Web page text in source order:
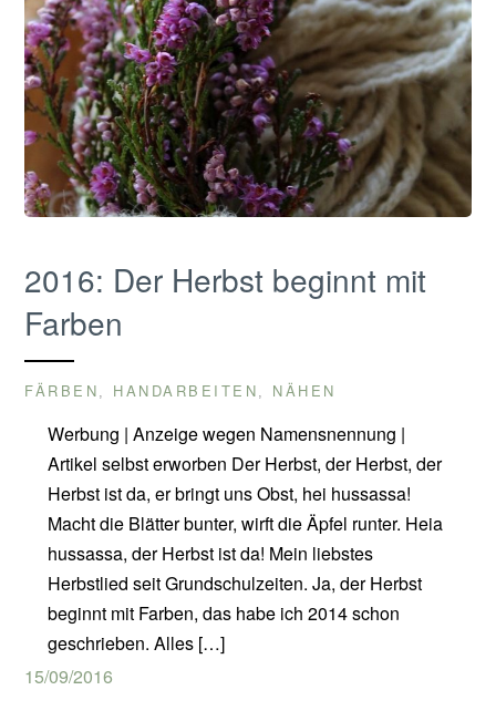
2016: Der Herbst beginnt mit
Farben
FÄRBEN , HANDARBEITEN , NÄHEN
Werbung | Anzeige wegen Namensnennung |
Artikel selbst erworben Der Herbst, der Herbst, der
Herbst ist da, er bringt uns Obst, hei hussassa!
Macht die Blätter bunter, wirft die Äpfel runter. Heia
hussassa, der Herbst ist da! Mein liebstes
Herbstlied seit Grundschulzeiten. Ja, der Herbst
beginnt mit Farben, das habe ich 2014 schon
geschrieben. Alles […]
15/09/2016